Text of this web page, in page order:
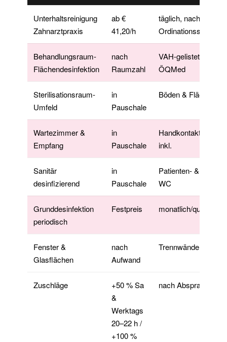
Unterhaltsreinigung
Zahnarztpraxis
ab €
41,20/h
täglich, nach
Ordinationsschluss
Behandlungsraum-
Flächendesinfektion
nach
Raumzahl
VAH-gelistet, RKI/
ÖQMed
Sterilisationsraum-
Umfeld
in
Pauschale
Böden & Flächen
Wartezimmer &
Empfang
in
Pauschale
Handkontaktflächen
inkl.
Sanitär
desinfizierend
in
Pauschale
Patienten- &
WC
Grunddesinfektion
periodisch
Festpreis monatlich/
Fenster &
Glasflächen
nach
Aufwand
Trennwände, Türen
Zuschläge
+50 % Sa
&
Werktags
20–22 h /
+100 %
nach Absprache